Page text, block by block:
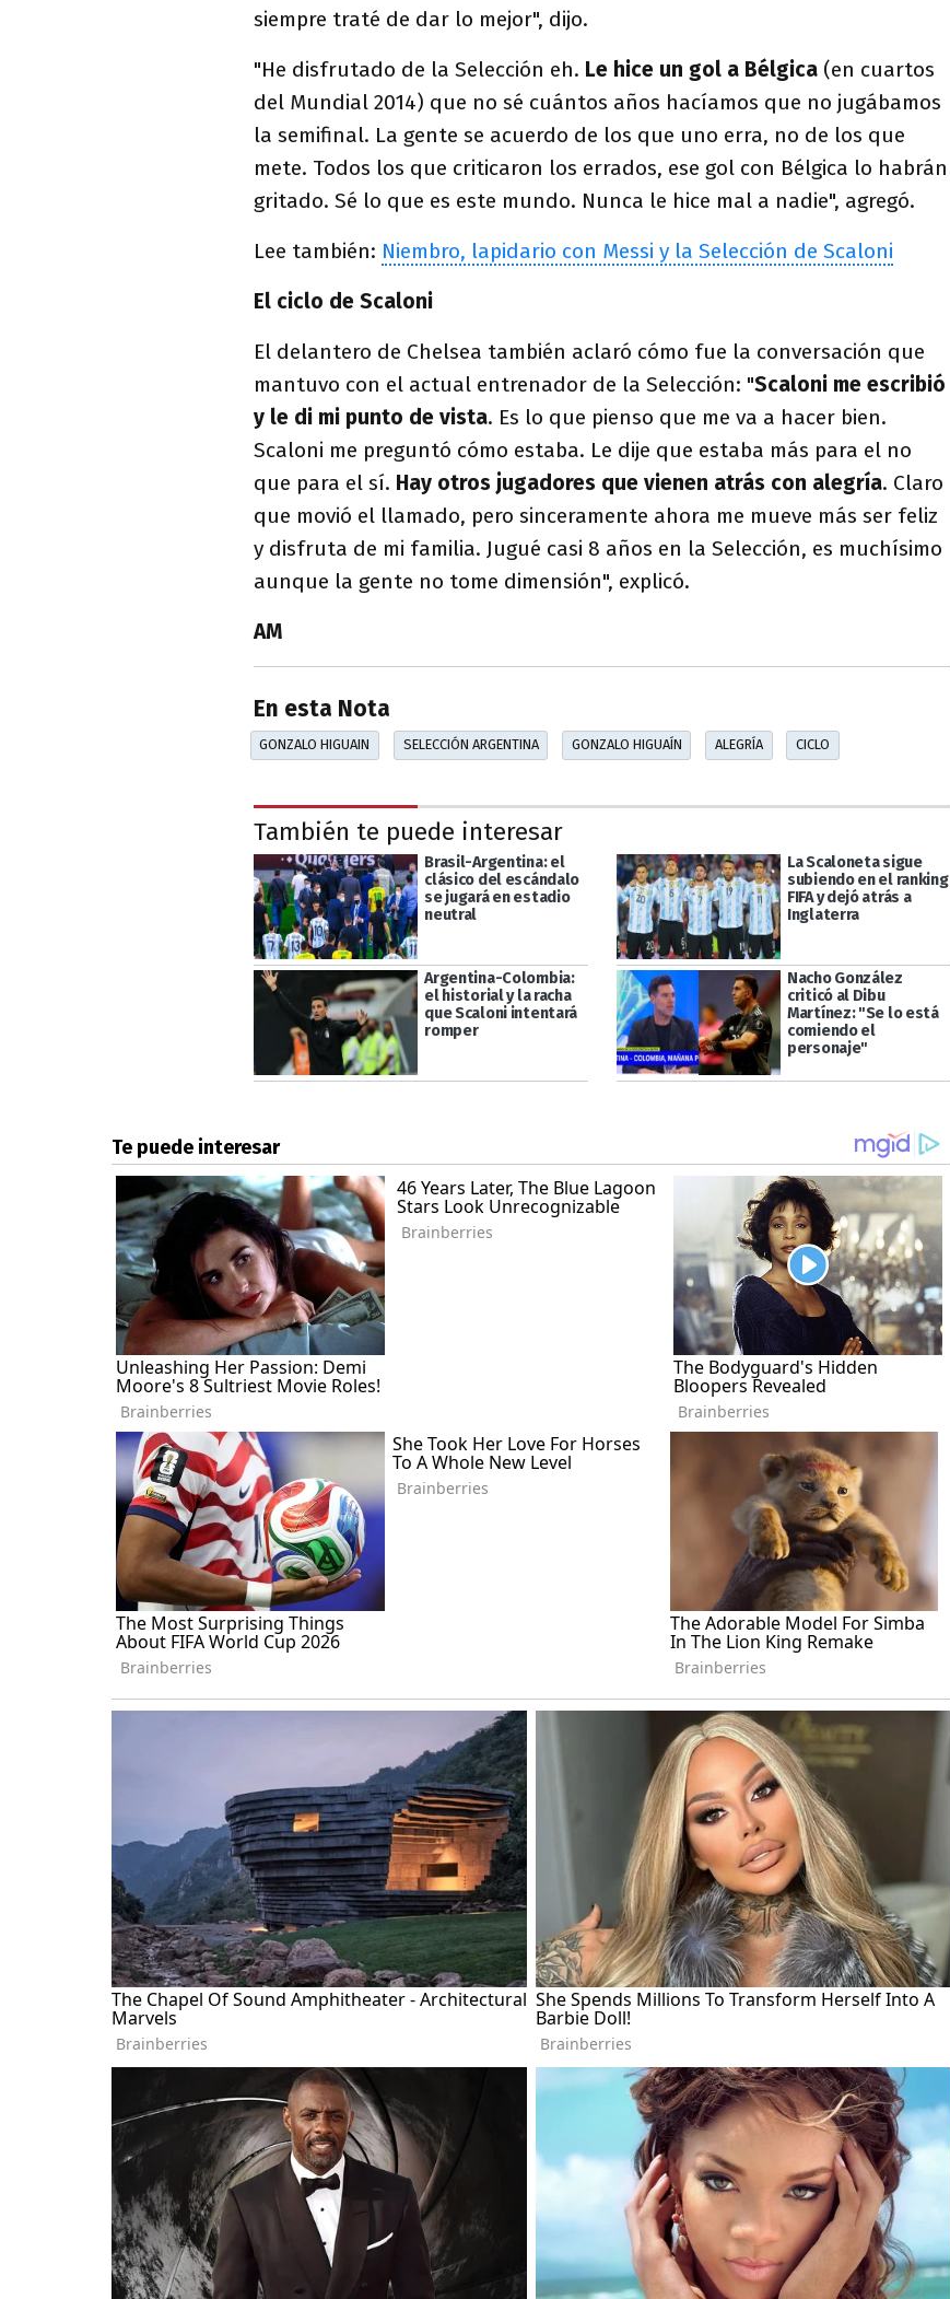
siempre traté de dar lo mejor", dijo.
"He disfrutado de la Selección eh. Le hice un gol a Bélgica (en cuartos
del Mundial 2014) que no sé cuántos años hacíamos que no jugábamos
la semifinal. La gente se acuerdo de los que uno erra, no de los que
mete. Todos los que criticaron los errados, ese gol con Bélgica lo habrán
gritado. Sé lo que es este mundo. Nunca le hice mal a nadie", agregó.
Lee también: Niembro, lapidario con Messi y la Selección de Scaloni
El ciclo de Scaloni
El delantero de Chelsea también aclaró cómo fue la conversación que
mantuvo con el actual entrenador de la Selección: "Scaloni me escribió
y le di mi punto de vista. Es lo que pienso que me va a hacer bien.
Scaloni me preguntó cómo estaba. Le dije que estaba más para el no
que para el sí. Hay otros jugadores que vienen atrás con alegría. Claro
que movió el llamado, pero sinceramente ahora me mueve más ser feliz
y disfruta de mi familia. Jugué casi 8 años en la Selección, es muchísimo
aunque la gente no tome dimensión", explicó.
AM
En esta Nota
GONZALO HIGUAIN SELECCIÓN ARGENTINA GONZALO HIGUAÍN ALEGRÍA CICLO
También te puede interesar
Brasil-Argentina: el
clásico del escándalo
se jugará en estadio
neutral
La Scaloneta sigue
subiendo en el ranking
FIFA y dejó atrás a
Inglaterra
Argentina-Colombia:
el historial y la racha
que Scaloni intentará
romper
Nacho González
criticó al Dibu
Martínez: "Se lo está
comiendo el
personaje"